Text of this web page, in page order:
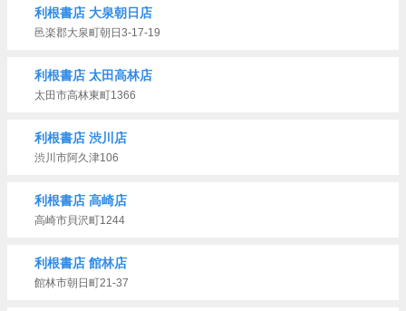
利根書店 大泉朝日店
邑楽郡大泉町朝日3-17-19
利根書店 太田高林店
太田市高林東町1366
利根書店 渋川店
渋川市阿久津106
利根書店 高崎店
高崎市貝沢町1244
利根書店 館林店
館林市朝日町21-37